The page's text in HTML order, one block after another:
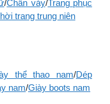
/Chân váy/Trang phục
trang trung niên
thể thao nam/Dép
nam/Giày boots nam